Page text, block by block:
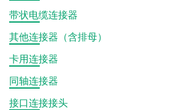
带状电缆连接器
其他连接器（含排母）
卡用连接器
同轴连接器
接口连接接头